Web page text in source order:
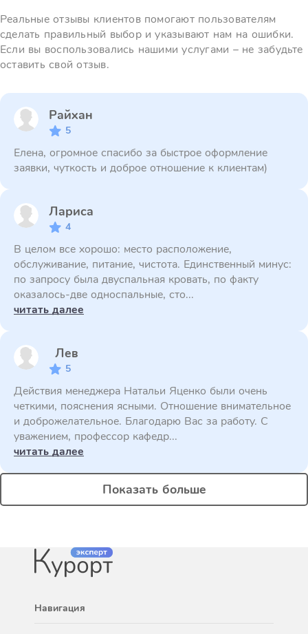
Реальные отзывы клиентов помогают пользователям
сделать правильный выбор и указывают нам на ошибки.
Если вы воспользовались нашими услугами – не забудьте
оставить свой отзыв.
Райхан
5
Елена, огромное спасибо за быстрое оформление
заявки, чуткость и доброе отношение к клиентам)
Лариса
4
В целом все хорошо: место расположение,
обслуживание, питание, чистота. Единственный минус:
по запросу была двуспальная кровать, по факту
оказалось-две односпальные, сто...
читать далее
Лев
5
Действия менеджера Натальи Яценко были очень
четкими, пояснения ясными. Отношение внимательное
и доброжелательное. Благодарю Вас за работу. С
уважением, профессор кафедр...
читать далее
Показать больше
Навигация